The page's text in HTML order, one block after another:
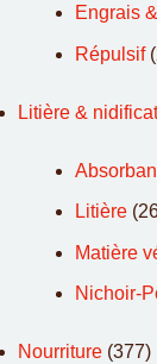
Engrais
Répulsif
Litière &
Litière
Matière
Nichoir-
Nourriture (377)